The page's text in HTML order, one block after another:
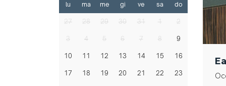
lu ma me gi ve sa do
27 28 29 30 31 1 2
3 4 5 6 7 8 9
10 11 12 13 14 15 16
17 18 19 20 21 22 23